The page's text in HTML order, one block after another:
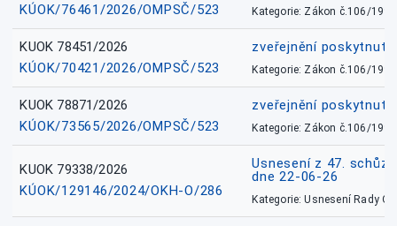
KÚOK/76461/2026/OMPSČ/523 Kategorie: Zákon č.106/1999
KUOK 78451/2026
KÚOK/70421/2026/OMPSČ/523
zveřejnění
Kategorie: Zákon č.106/1999
KUOK 78871/2026
KÚOK/73565/2026/OMPSČ/523
zveřejnění
Kategorie: Zákon č.106/1999
KUOK 79338/2026
KÚOK/129146/2024/OKH-O/286
Usnesení z 47.
dne 22-06-26
Kategorie: Usnesení Rady